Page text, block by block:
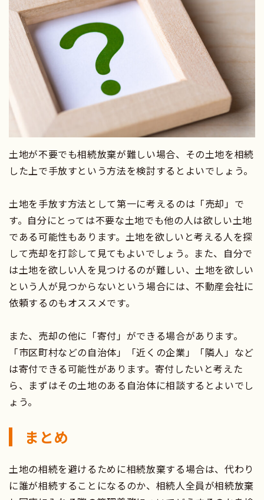
土地が不要でも相続放棄が難しい場合、その土地を相続
した上で手放すという方法を検討するとよいでしょう。
土地を手放す方法として第一に考えるのは「売却」で
す。自分にとっては不要な土地でも他の人は欲しい土地
である可能性もあります。土地を欲しいと考える人を探
して売却を打診して見てもよいでしょう。また、自分で
は土地を欲しい人を見つけるのが難しい、土地を欲しい
という人が見つからないという場合には、不動産会社に
依頼するのもオススメです。
また、売却の他に「寄付」ができる場合があります。
「市区町村などの自治体」「近くの企業」「隣人」など
は寄付できる可能性があります。寄付したいと考えた
ら、まずはその土地のある自治体に相談するとよいでし
ょう。
まとめ
土地の相続を避けるために相続放棄する場合は、代わり
に誰が相続することになるのか、相続人全員が相続放棄